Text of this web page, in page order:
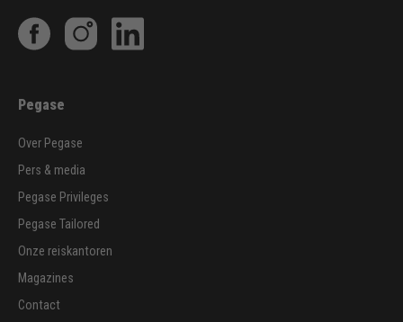
Pegase
Over Pegase
Pers & media
Pegase Privileges
Pegase Tailored
Onze reiskantoren
Magazines
Contact